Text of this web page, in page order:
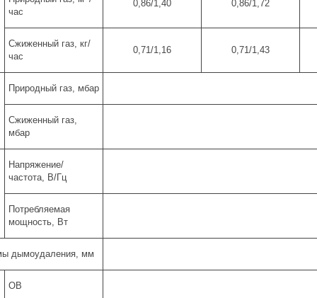
час
0,86/1,40 0,86/1,72
Сжиженный газ, кг/
час
0,71/1,16 0,71/1,43
Природный газ, мбар
Сжиженный газ,
мбар
Напряжение/
частота, В/Гц
Потребляемая
мощность, Вт
дымоудаления, мм
ОВ